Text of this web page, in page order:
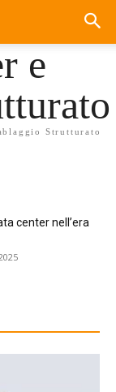
e
Strutturato
center nell’era